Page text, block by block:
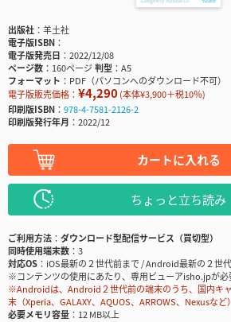
出版社
羊土社
電子版ISBN
電子版発売日
2022/12/08
ページ数
160ページ判型
A5
フォーマット
PDF（パソコンへのダウンロード不可）
電子版販売価格： ¥4,290(本体¥3,900＋税10％)
印刷版ISBN
978-4-7581-2126-2
印刷版発行年月
2022/12
カートに入れる
ちょっと立ち読み
ご利用方法
ダウンロード型配信サービス（買切型）
同時使用端末数
3
対応OS
iOS最新の２世代前まで / Android最新の２世
※コンテンツの使用にあたり、専用ビューアisho.jpが必
※Androidは、Android２世代前の端末のうち、国内キ
末（Xperia、GALAXY、AQUOS、ARROWS、Nexusな
必要メモリ容量
12 MB以上